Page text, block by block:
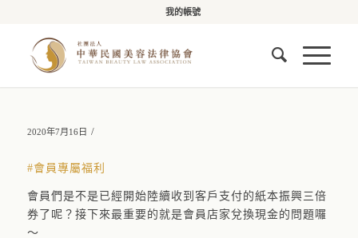
我的帳號
2020年7月16日 /
#會員專屬福利
會員們是不是已經開始陸續收到客戶支付的紙本振興三倍
券了呢？接下來最重要的就是會員店家兌換現金的問題囉
～